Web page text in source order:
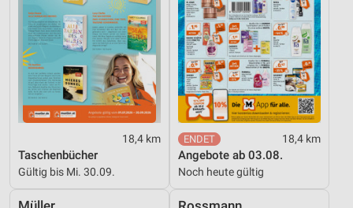
18,4 km
Taschenbücher
Gültig bis Mi. 30.09.
18,4 km
Angebote ab 03.08.
Noch heute gültig
Performance
Funktional
Werbung